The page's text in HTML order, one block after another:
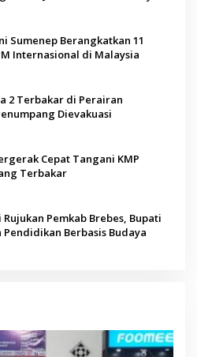
Sumenep Berangkatkan 11
Internasional di Malaysia
2 Terbakar di Perairan
Dievakuasi
Cepat Tangani KMP
Terbakar
Pemkab Brebes, Bupati
Berbasis Budaya